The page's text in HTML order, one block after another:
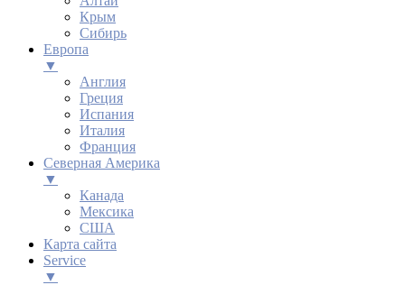
Крым
Сибирь
Европа
▼
Англия
Греция
Испания
Италия
Франция
Северная Америка
▼
Канада
Мексика
США
Карта сайта
Service
▼